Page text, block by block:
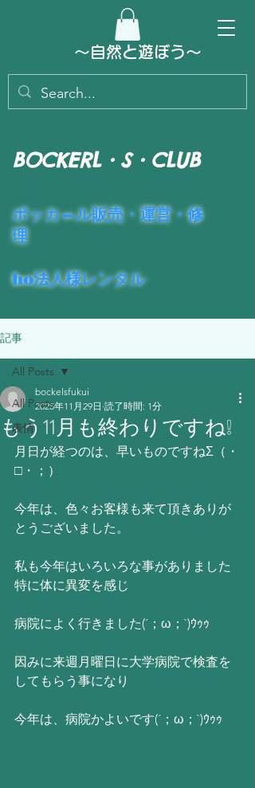
～​自然と遊ぼう～
​ポッカ―ル販売・運営・修
理
ho法人様レンタル
BOCKERL・S・CLUB
記事
All Posts
表情
All Posts
もう11月も終わりですね❕
bockelsfukui
2025年11月29日 読了時間: 1分
月日が経つのは、早いものですねΣ（・
□・；）
今年は、色々お客様も来て頂きありが
とうございました。
私も今年はいろいろな事がありました
特に体に異変を感じ
病院によく行きました(´；ω；`)ｳｩｩ
因みに来週月曜日に大学病院で検査を
してもらう事になり
今年は、病院かよいです(´；ω；`)ｳｩｩ